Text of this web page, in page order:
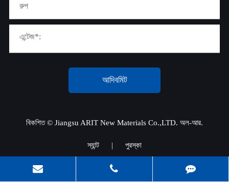
আদিবমিট
বিকশিত © Jiangsu ARIT New Materials Co.,LTD. অল-আর.
স্যান্ট | পুরস্কা